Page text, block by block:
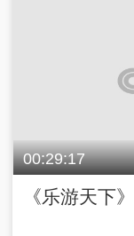
00:29:17
《乐游天下